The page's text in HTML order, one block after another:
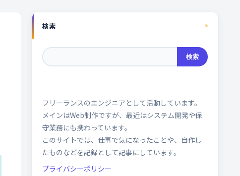
検索
検索
フリーランスのエンジニアとして活動しています。
メインはWeb制作ですが、最近はシステム開発や保
守業務にも携わっています。
このサイトでは、仕事で気になったことや、自作し
たものなどを記録として記事にしています。
プライバシーポリシー